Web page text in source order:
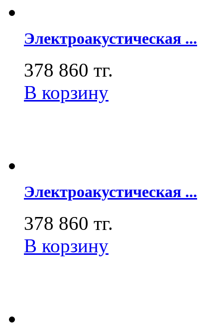
Электроакустическая ...
378 860 тг.
В корзину
Электроакустическая ...
378 860 тг.
В корзину